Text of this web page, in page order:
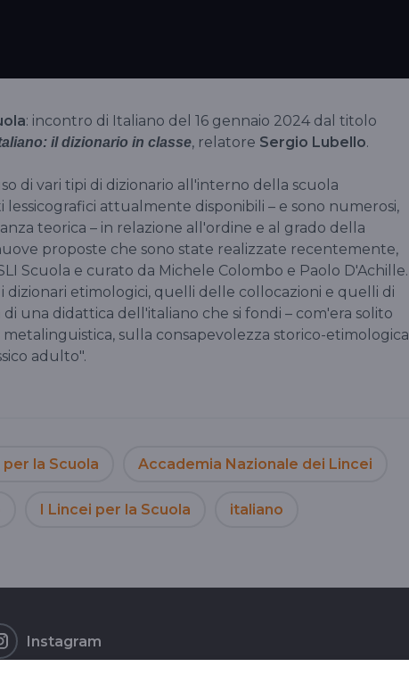
: incontro di Italiano del 16 gennaio 2024 dal titolo
il dizionario in classe, relatore Sergio Lubello.
di vari tipi di dizionario all'interno della scuola
attualmente disponibili – e sono numerosi,
teorica – in relazione all'ordine e al grado della
proposte che sono state realizzate recentemente,
Scuola e curato da Michele Colombo e Paolo D'Achille.
dizionari etimologici, quelli delle collocazioni e quelli di
una didattica dell'italiano che si fondi – com'era solito
metalinguistica, sulla consapevolezza storico-etimologica
adulto".
la Scuola Accademia Nazionale dei Lincei
I Lincei per la Scuola italiano
Instagram